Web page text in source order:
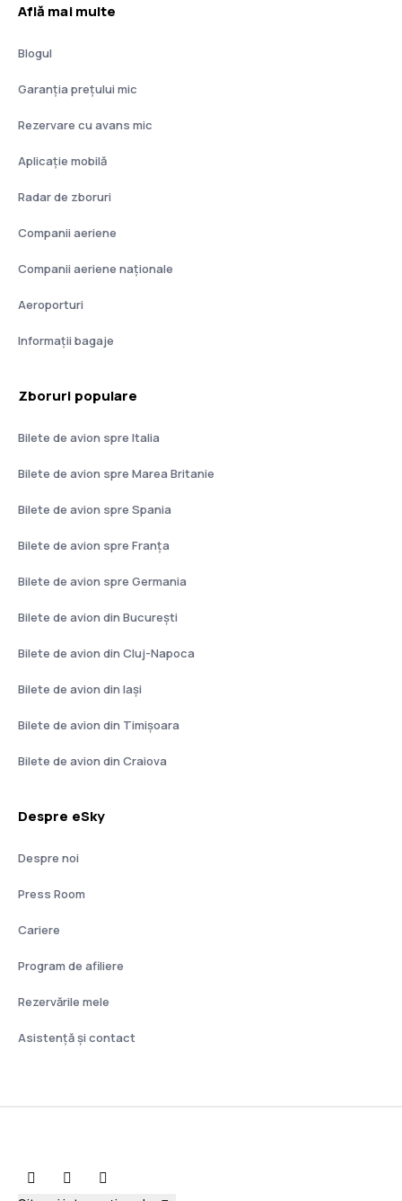
Află mai multe
Blogul
Garanția prețului mic
Rezervare cu avans mic
Aplicație mobilă
Radar de zboruri
Companii aeriene
Companii aeriene naţionale
Aeroporturi
Informații bagaje
Zboruri populare
Bilete de avion spre Italia
Bilete de avion spre Marea Britanie
Bilete de avion spre Spania
Bilete de avion spre Franţa
Bilete de avion spre Germania
Bilete de avion din București
Bilete de avion din Cluj-Napoca
Bilete de avion din Iași
Bilete de avion din Timișoara
Bilete de avion din Craiova
Despre eSky
Despre noi
Press Room
Cariere
Program de afiliere
Rezervările mele
Asistenţă şi contact